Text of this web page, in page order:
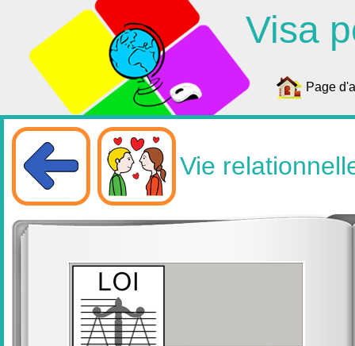
Visa
Page
Vie